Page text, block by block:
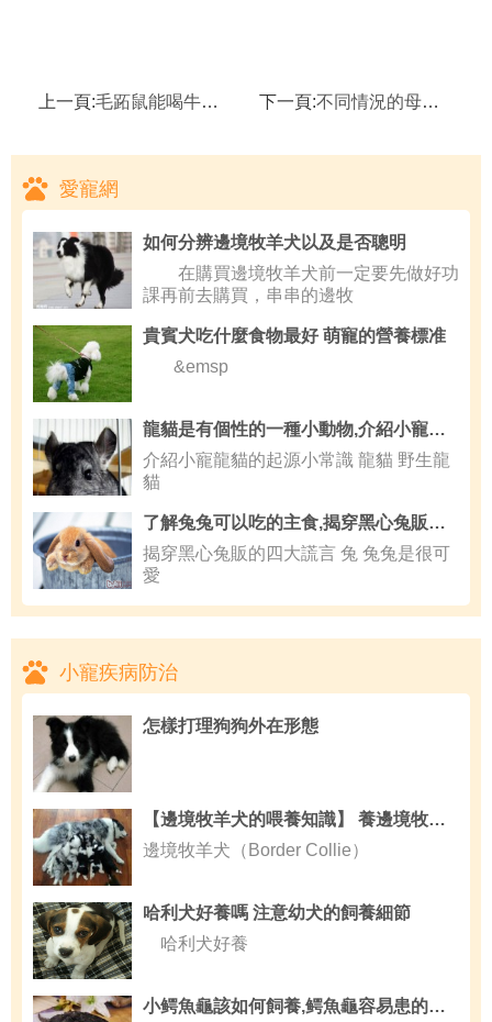
上一頁:毛跖鼠能喝牛奶嗎,毛跖鼠好動易受傷怎麼辦 下一頁:不同情況的母兔如何催乳,母兔假孕怎麼辦
愛寵網
如何分辨邊境牧羊犬以及是否聰明
在購買邊境牧羊犬前一定要先做好功
課再前去購買，串串的邊牧
貴賓犬吃什麼食物最好 萌寵的營養標准
&emsp
龍貓是有個性的一種小動物,介紹小寵龍貓的起源小常識
介紹小寵龍貓的起源小常識 龍貓 野生龍
貓
了解兔兔可以吃的主食,揭穿黑心兔販的四大謊言
揭穿黑心兔販的四大謊言 兔 兔兔是很可
愛
小寵疾病防治
怎樣打理狗狗外在形態
【邊境牧羊犬的喂養知識】 養邊境牧羊犬的條件
邊境牧羊犬（Border Collie）
哈利犬好養嗎 注意幼犬的飼養細節
哈利犬好養
小鳄魚龜該如何飼養,鳄魚龜容易患的疾病有哪些